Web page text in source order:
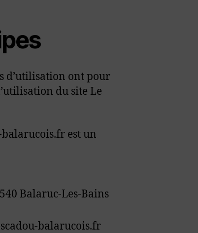
d’utilisation ont pour
du site Le
est un
Balaruc-Les-Bains
balarucois.fr